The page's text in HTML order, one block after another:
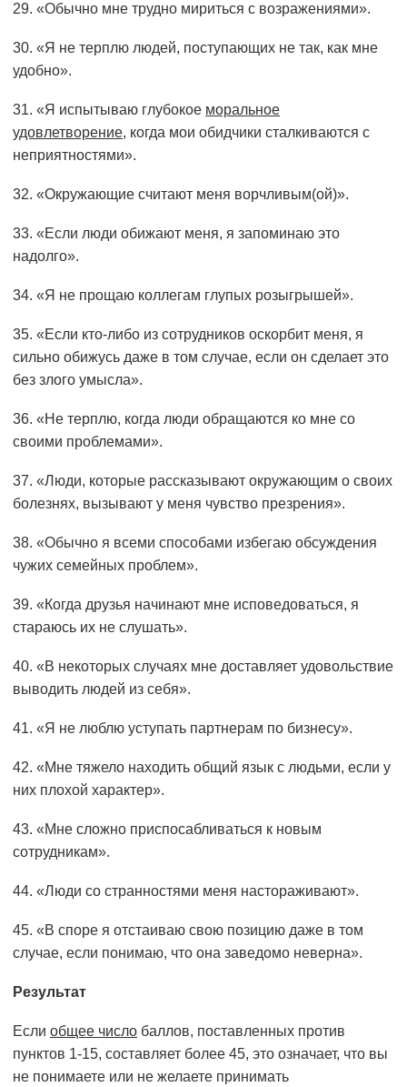
29. «Обычно мне трудно мириться с возражениями».
30. «Я не терплю людей, поступающих не так, как мне
удобно».
31. «Я испытываю глубокое моральное
удовлетворение, когда мои обидчики сталкиваются с
неприятностями».
32. «Окружающие считают меня ворчливым(ой)».
33. «Если люди обижают меня, я запоминаю это
надолго».
34. «Я не прощаю коллегам глупых розыгрышей».
35. «Если кто-либо из сотрудников оскорбит меня, я
сильно обижусь даже в том случае, если он сделает это
без злого умысла».
36. «Не терплю, когда люди обращаются ко мне со
своими проблемами».
37. «Люди, которые рассказывают окружающим о своих
болезнях, вызывают у меня чувство презрения».
38. «Обычно я всеми способами избегаю обсуждения
чужих семейных проблем».
39. «Когда друзья начинают мне исповедоваться, я
стараюсь их не слушать».
40. «В некоторых случаях мне доставляет удовольствие
выводить людей из себя».
41. «Я не люблю уступать партнерам по бизнесу».
42. «Мне тяжело находить общий язык с людьми, если у
них плохой характер».
43. «Мне сложно приспосабливаться к новым
сотрудникам».
44. «Люди со странностями меня настораживают».
45. «В споре я отстаиваю свою позицию даже в том
случае, если понимаю, что она заведомо неверна».
Результат
Если общее число баллов, поставленных против
пунктов 1-15, составляет более 45, это означает, что вы
не понимаете или не желаете принимать